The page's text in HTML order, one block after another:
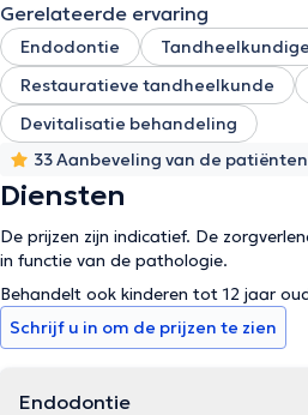
Gerelateerde ervaring
Endodontie
Restauratieve tandheelkunde
Devitalisatie behandeling
33 Aanbeveling van de patiënten
Diensten
De prijzen zijn indicatief. De
in functie van de pathologie.
Behandelt ook kinderen tot 12 jaar
Schrijf u in om de prijzen te zien
Endodontie